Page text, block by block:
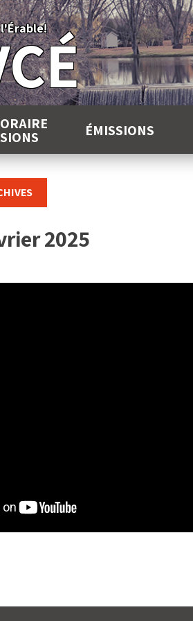
ÉMISSIONS
2025